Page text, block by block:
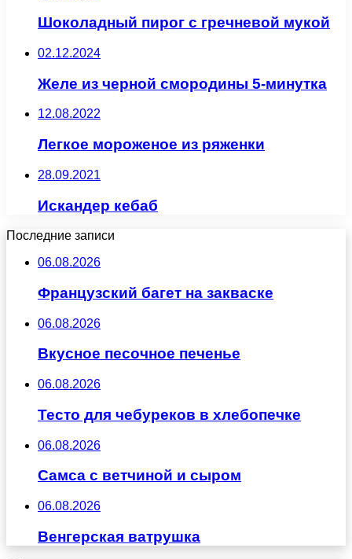
Шоколадный пирог с гречневой мукой
02.12.2024
Желе из черной смородины 5-минутка
12.08.2022
Легкое мороженое из ряженки
28.09.2021
Искандер кебаб
Последние записи
06.08.2026
Французский багет на закваске
06.08.2026
Вкусное песочное печенье
06.08.2026
Тесто для чебуреков в хлебопечке
06.08.2026
Самса с ветчиной и сыром
06.08.2026
Венгерская ватрушка